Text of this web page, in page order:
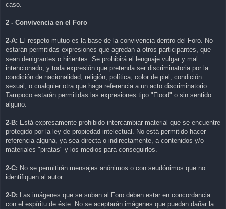
caso.
2 - Convivencia en el Foro
2-A: El respeto mutuo es la base de la convivencia dentro del Foro. No
estarán permitidas expresiones que agredan a otros participantes, que
sean denigrantes o hirientes. Se prohibirá el lenguaje vulgar y mal
intencionado, y toda expresión que pretenda ser discriminatoria por la
condición de nacionalidad, religión, política, color de piel, condición
sexual, o cualquier otra que haga referencia a un acto discriminatorio.
Tampoco estarán permitidas las expresiones tipo "Flood" o sin sentido
alguno.
2-B: Está expresamente prohibido intercambiar material que se encuentre
protegido por la ley de propiedad intelectual. No está permitido hacer
referencia alguna, ya sea directa o indirectamente, a contenidos y/o
materiales "piratas" y los medios para conseguirlos.
2-C: No se permitirán mensajes anónimos o con seudónimos que no
identifiquen al autor.
2-D: Las imágenes que se suban al Foro deben estar en concordancia
con el espíritu de éste. No se aceptarán imágenes que puedan dañar la